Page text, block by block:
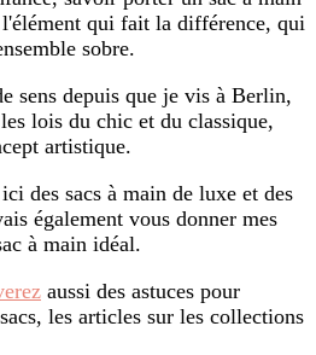
qui fait la différence, qui
sobre.
sens depuis que je vis à Berlin,
lois du chic et du classique,
artistique.
des sacs à main de luxe et des
également vous donner mes
à main idéal.
aussi des astuces pour
les articles sur les collections